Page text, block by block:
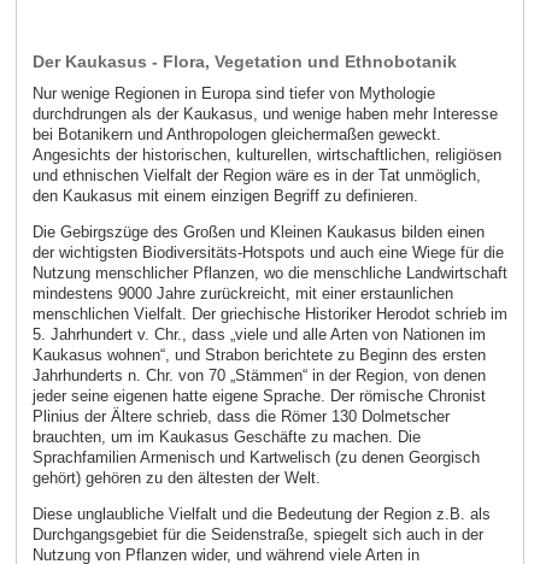
Der Kaukasus - Flora, Vegetation und Ethnobotanik
Nur wenige Regionen in Europa sind tiefer von Mythologie
durchdrungen als der Kaukasus, und wenige haben mehr Interesse
bei Botanikern und Anthropologen gleichermaßen geweckt.
Angesichts der historischen, kulturellen, wirtschaftlichen, religiösen
und ethnischen Vielfalt der Region wäre es in der Tat unmöglich,
den Kaukasus mit einem einzigen Begriff zu definieren.
Die Gebirgszüge des Großen und Kleinen Kaukasus bilden einen
der wichtigsten Biodiversitäts-Hotspots und auch eine Wiege für die
Nutzung menschlicher Pflanzen, wo die menschliche Landwirtschaft
mindestens 9000 Jahre zurückreicht, mit einer erstaunlichen
menschlichen Vielfalt. Der griechische Historiker Herodot schrieb im
5. Jahrhundert v. Chr., dass „viele und alle Arten von Nationen im
Kaukasus wohnen“, und Strabon berichtete zu Beginn des ersten
Jahrhunderts n. Chr. von 70 „Stämmen“ in der Region, von denen
jeder seine eigenen hatte eigene Sprache. Der römische Chronist
Plinius der Ältere schrieb, dass die Römer 130 Dolmetscher
brauchten, um im Kaukasus Geschäfte zu machen. Die
Sprachfamilien Armenisch und Kartwelisch (zu denen Georgisch
gehört) gehören zu den ältesten der Welt.
Diese unglaubliche Vielfalt und die Bedeutung der Region z.B. als
Durchgangsgebiet für die Seidenstraße, spiegelt sich auch in der
Nutzung von Pflanzen wider, und während viele Arten in